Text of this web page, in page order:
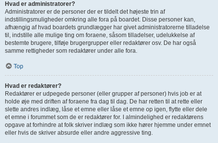
Hvad er administratorer?
Administratorer er de personer der er tildelt det højeste trin af
indstillingsmuligheder omkring alle fora på boardet. Disse personer kan,
afhængig af hvad boardets grundlægger har givet administratorerne tilladelse
til, indstille alle mulige ting om foraene, såsom tilladelser, udelukkelse af
bestemte brugere, tilføje brugergrupper eller redaktører osv. De har også
samme rettigheder som redaktører under alle fora.
Top
Hvad er redaktører?
Redaktører er udpegede personer (eller grupper af personer) hvis job er at
holde øje med driften af foraene fra dag til dag. De har retten til at rette eller
slette andres indlæg, låse et emne eller låse et emne op igen, flytte eller dele
et emne i forummet som de er redaktører for. I almindelighed er redaktørens
opgave at forhindre at folk skriver indlæg som ikke hører hjemme under emnet
eller hvis de skriver absurde eller andre aggressive ting.